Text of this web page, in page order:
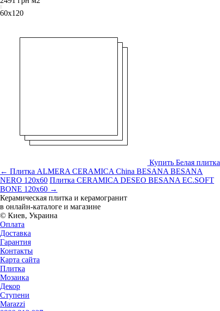
60x120
Купить Белая плитка
← Плитка ALMERA CERAMICA China BESANA BESANA
NERO 120x60 Плитка CERAMICA DESEO BESANA EC.SOFT
BONE 120x60 →
Керамическая плитка и керамогранит
в онлайн-каталоге и магазине
© Киев, Украина
Оплата
Доставка
Гарантия
Контакты
Карта сайта
Плитка
Мозаика
Декор
Ступени
Marazzi